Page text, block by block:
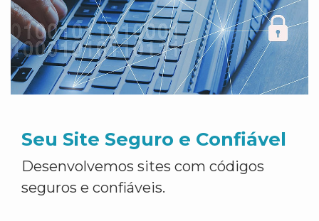
Seu Site Seguro e Confiável
Desenvolvemos sites com códigos
seguros e confiáveis.